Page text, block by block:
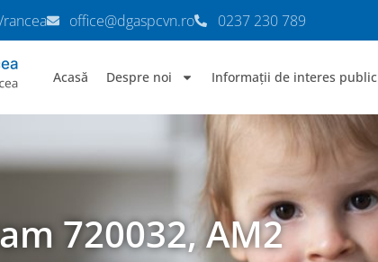
office@dgaspcvn.ro 0237 230 789
Acasă Despre noi Informații de interes public
720032, AM2